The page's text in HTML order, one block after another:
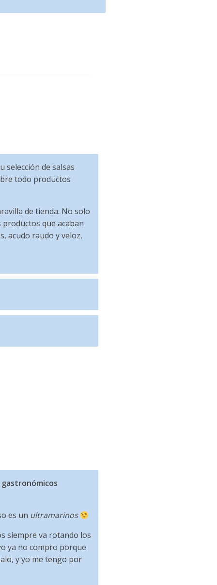
selección de salsas
todo productos
de tienda. No solo
que acaban
acudo raudo y veloz,
es un ultramarinos
siempre va rotando los
ya no compro porque
y yo me tengo por